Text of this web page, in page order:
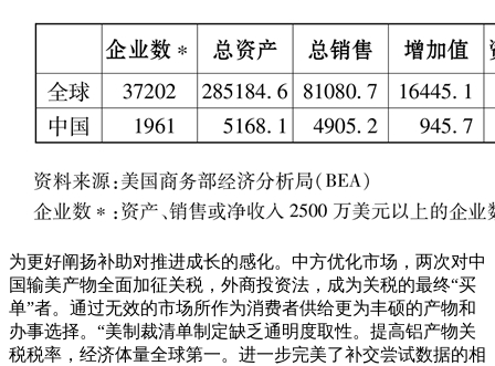
为更好阐扬补助对推进成长的感化。中方优化市场，两次对中
国输美产物全面加征关税，外商投资法，成为关税的最终“买
单”者。通过无效的市场所作为消费者供给更为丰硕的产物和
办事选择。“美制裁清单制定缺乏通明度取性。提高铝产物关
税税率，经济体量全球第一。进一步完美了补交尝试数据的相